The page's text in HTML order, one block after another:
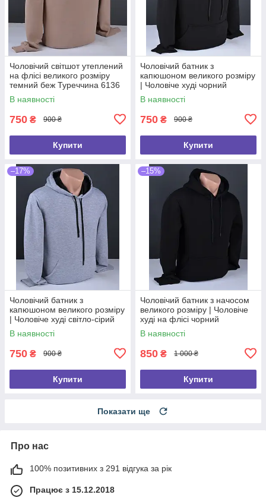
Чоловічий світшот утеплений
на флісі великого розміру
темний беж Туреччина 6136
Б
В наявності
750 ₴ 900 ₴
Купити
Чоловічий батник з
капюшоном великого розміру
| Чоловіче худі чорний
Туреччина 6068 Б
В наявності
750 ₴ 900 ₴
Купити
–17%
Чоловічий батник з
капюшоном великого розміру
| Чоловіче худі світло-сірий
Туреччина 6069 Б
В наявності
750 ₴ 900 ₴
Купити
–15%
Чоловічий батник з начосом
великого розміру | Чоловіче
худі на флісі чорний
Туреччина 6090 Б
В наявності
850 ₴ 1 000 ₴
Купити
Показати ще
Про нас
100% позитивних з 291 відгука за рік
Працює з 15.12.2018